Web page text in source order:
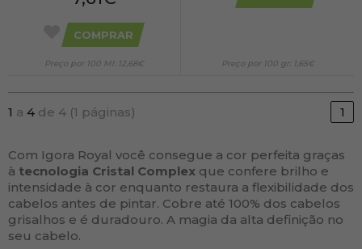
COMPRAR
Preço por 100 Ml: 12,68€ Preço por 100 gr: 1,65€
1 a 4 de 4 (1 páginas) 1
Com Igora Royal você consegue a cor perfeita graças
à tecnologia Cristal Complex que confere brilho e
intensidade à cor enquanto restaura a flexibilidade dos
cabelos antes de pintar. Cobre até 100% dos cabelos
grisalhos e é duradouro. A magia da alta definição no
seu cabelo.